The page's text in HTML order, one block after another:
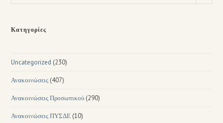
Κατηγορίες
Uncategorized (230)
Ανακοινώσεις (407)
Ανακοινώσεις Προσωπικού (290)
Ανακοινώσεις ΠΥΣΔΕ (10)